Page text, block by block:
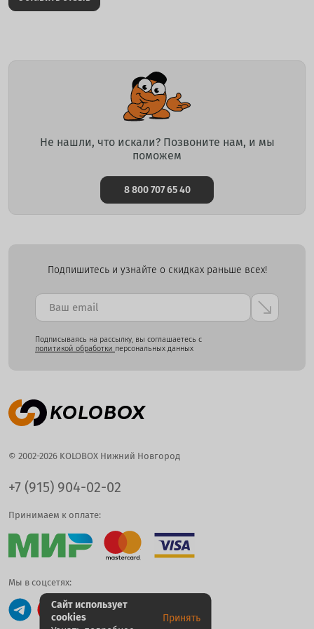
Не нашли, что искали? Позвоните нам, и мы
поможем
8 800 707 65 40
Подпишитесь и узнайте о скидках раньше всех!
Подписываясь на рассылку, вы соглашаетесь с
политикой обработки персональных данных
© 2002-2026 KOLOBOX Нижний Новгород
+7 (915) 904-02-02
Принимаем к оплате:
Мы в соцсетях:
Сайт использует
cookies
Принять